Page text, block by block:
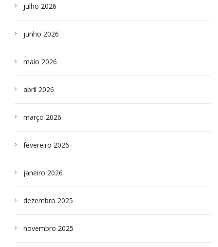
julho 2026
junho 2026
maio 2026
abril 2026
março 2026
fevereiro 2026
janeiro 2026
dezembro 2025
novembro 2025